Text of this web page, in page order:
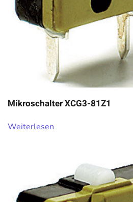
Mikroschalter XCG3-81Z1
Weiterlesen